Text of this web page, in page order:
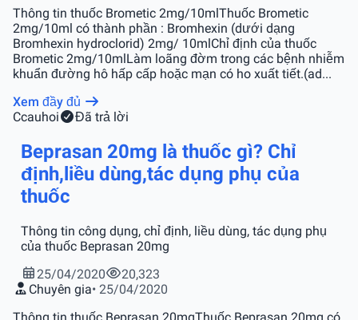
Thông tin thuốc Brometic 2mg/10mlThuốc Brometic
2mg/10ml có thành phần : Bromhexin (dưới dạng
Bromhexin hydroclorid) 2mg/ 10mlChỉ định của thuốc
Brometic 2mg/10mlLàm loãng đờm trong các bệnh nhiễm
khuẩn đường hô hấp cấp hoặc mạn có ho xuất tiết.(ad...
Xem đầy đủ
Ccauhoi Đã trả lời
Beprasan 20mg là thuốc gì? Chỉ
định,liều dùng,tác dụng phụ của
thuốc
Thông tin công dụng, chỉ định, liều dùng, tác dụng phụ
của thuốc Beprasan 20mg
25/04/2020
20,323
Chuyên gia• 25/04/2020
Thông tin thuốc Beprasan 20mgThuốc Beprasan 20mg có